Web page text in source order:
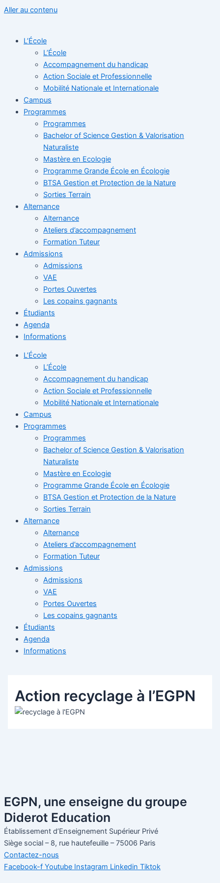
Aller au contenu
L’École
L’École
Accompagnement du handicap
Action Sociale et Professionnelle
Mobilité Nationale et Internationale
Campus
Programmes
Programmes
Bachelor of Science Gestion & Valorisation
Naturaliste
Mastère en Ecologie
Programme Grande École en Écologie
BTSA Gestion et Protection de la Nature
Sorties Terrain
Alternance
Alternance
Ateliers d’accompagnement
Formation Tuteur
Admissions
Admissions
VAE
Portes Ouvertes
Les copains gagnants
Étudiants
Agenda
Informations
L’École
L’École
Accompagnement du handicap
Action Sociale et Professionnelle
Mobilité Nationale et Internationale
Campus
Programmes
Programmes
Bachelor of Science Gestion & Valorisation
Naturaliste
Mastère en Ecologie
Programme Grande École en Écologie
BTSA Gestion et Protection de la Nature
Sorties Terrain
Alternance
Alternance
Ateliers d’accompagnement
Formation Tuteur
Admissions
Admissions
VAE
Portes Ouvertes
Les copains gagnants
Étudiants
Agenda
Informations
Action recyclage à l’EGPN
EGPN, une enseigne du groupe
Diderot Education​
Établissement d’Enseignement Supérieur Privé
Siège social – 8, rue hautefeuille – 75006 Paris
Contactez-nous
Facebook-f Youtube Instagram Linkedin Tiktok